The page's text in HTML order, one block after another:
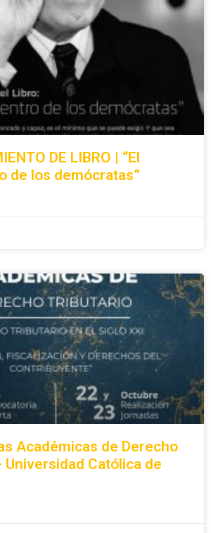
DE LIBRO | “El
de los demócratas”
Académicas de Derecho
Católica de